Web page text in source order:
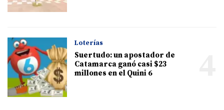
Loterías
Suertudo: un apostador de
Catamarca ganó casi $23
millones en el Quini 6